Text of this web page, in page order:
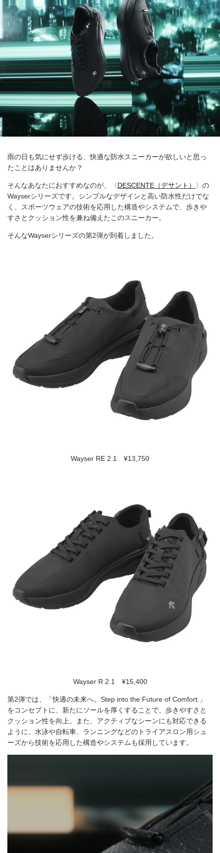
雨の日も気にせず歩ける、快適な防水スニーカーが欲しいと思っ
たことはありませんか？
そんなあなたにおすすめなのが、〈DESCENTE（デサント）
〉の
Wayserシリーズです。シンプルなデザインと高い防水性だけでな
く、スポーツウェアの技術を応用した構造やシステムで、歩きや
すさとクッション性を兼ね備えたこのスニーカー。
そんなWayserシリーズの第2弾が到着しました。
Wayser RE 2.1 ¥13,750
Wayser R 2.1 ¥15,400
第2弾では、「快適の未来へ。Step into the Future of Comfort.」
をコンセプトに、新たにソールを厚くすることで、歩きやすさと
クッション性を向上。また、アクティブなシーンにも対応できる
ように、水泳や自転車、ランニングなどのトライアスロン用シュ
ーズから技術を応用した構造やシステムも採用しています。